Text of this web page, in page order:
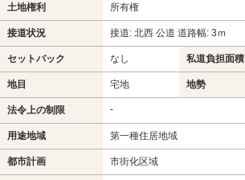
土地権利 所有権
接道状況 接道: 北西 公道 道路幅: 3ｍ
セットバック なし 私道負担面積
地目 宅地 地勢
法令上の制限 -
用途地域 第一種住居地域
都市計画 市街化区域